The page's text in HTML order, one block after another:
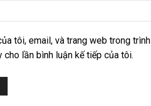
tôi, email, và trang web trong trình
cho lần bình luận kế tiếp của tôi.